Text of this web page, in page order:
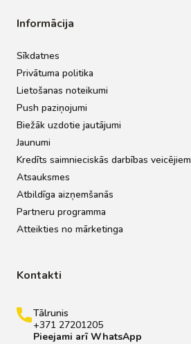
Informācija
Sīkdatnes
Privātuma politika
Lietošanas noteikumi
Push paziņojumi
Biežāk uzdotie jautājumi
Jaunumi
Kredīts saimnieciskās darbības veicējiem
Atsauksmes
Atbildīga aizņemšanās
Partneru programma
Atteikties no mārketinga
Kontakti
Tālrunis
+371 27201205
Pieejami arī WhatsApp